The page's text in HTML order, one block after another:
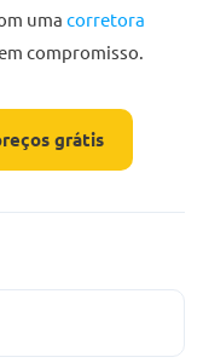
uma corretora
compromisso.
grátis